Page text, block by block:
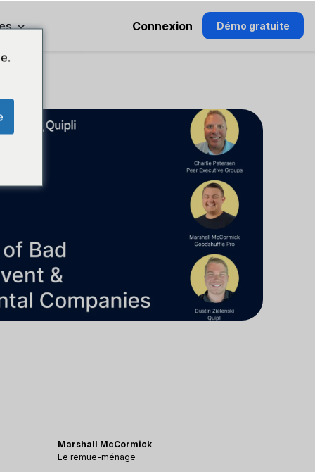
Connexion Démo gratuite
Marshall McCormick
Le remue-ménage